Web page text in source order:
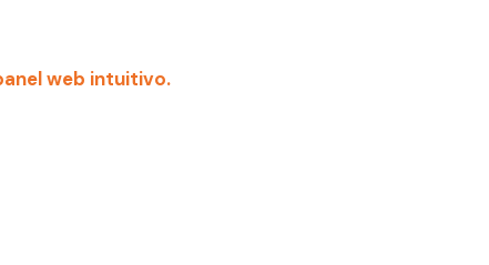
web intuitivo.